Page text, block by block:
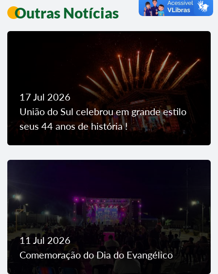
Outras Notícias
17 Jul 2026
União do Sul celebrou em grande estilo
seus 44 anos de história !
11 Jul 2026
Comemoração do Dia do Evangélico